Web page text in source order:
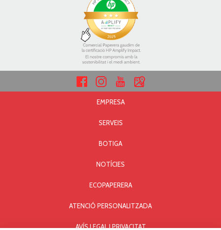
EMPRESA
SERVEIS
BOTIGA
NOTÍCIES
ECOPAPERERA
ATENCIÓ PERSONALITZADA
AVÍS LEGAL I PRIVACITAT